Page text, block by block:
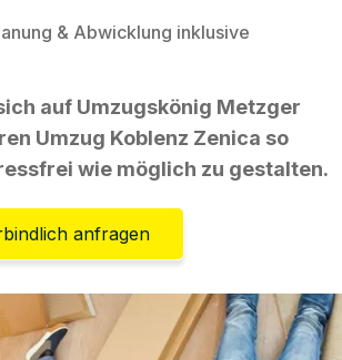
& Abwicklung inklusive
auf Umzugskönig Metzger
Umzug Koblenz Zenica so
wie möglich zu gestalten.
anfragen